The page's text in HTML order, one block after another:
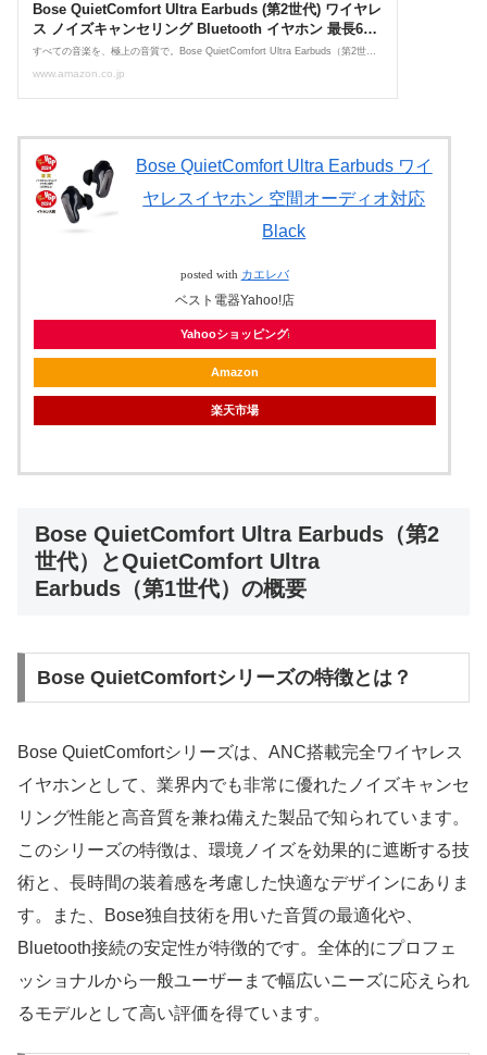
Bose QuietComfort Ultra Earbuds ワイ
ヤレスイヤホン 空間オーディオ対応
Black
posted with カエレバ
ベスト電器Yahoo!店
Yahooショッピング
Amazon
楽天市場
Bose QuietComfort Ultra Earbuds（第2
世代）とQuietComfort Ultra
Earbuds（第1世代）の概要
Bose QuietComfortシリーズの特徴とは？
Bose QuietComfortシリーズは、ANC搭載完全ワイヤレス
イヤホンとして、業界内でも非常に優れたノイズキャンセ
リング性能と高音質を兼ね備えた製品で知られています。
このシリーズの特徴は、環境ノイズを効果的に遮断する技
術と、長時間の装着感を考慮した快適なデザインにありま
す。また、Bose独自技術を用いた音質の最適化や、
Bluetooth接続の安定性が特徴的です。全体的にプロフェ
ッショナルから一般ユーザーまで幅広いニーズに応えられ
るモデルとして高い評価を得ています。